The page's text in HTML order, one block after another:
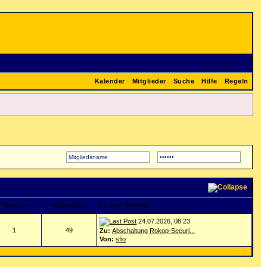
Regeln
Hilfe
Suche
Mitglieder
Kalender
Themen Antworten Letzter Beitrag
1 49
24.07.2026, 08:23
Zu: Abschaltung Rokop-Securi...
Von: sfio